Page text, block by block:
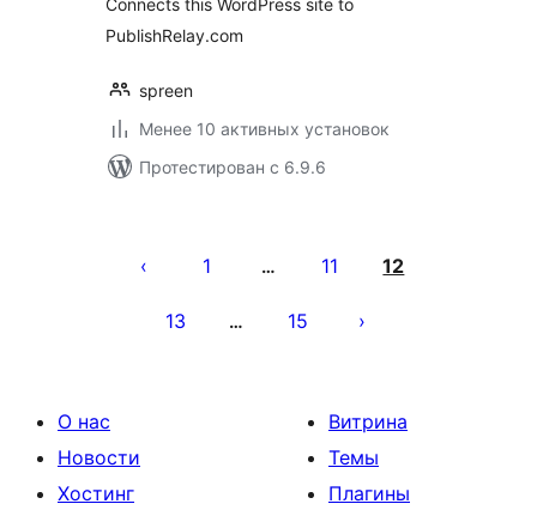
Connects this WordPress site to
PublishRelay.com
spreen
Менее 10 активных установок
Протестирован с 6.9.6
записей
1 … 11 12
13 … 15
О нас
Новости
Хостинг
Витрина
Темы
Плагины